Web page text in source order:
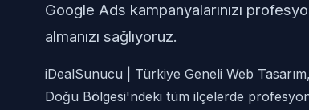
Google Ads kampanyalarınızı
almanızı sağlıyoruz.
iDealSunucu | Türkiye Geneli Web
Doğu Bölgesi'ndeki tüm ilçelerde